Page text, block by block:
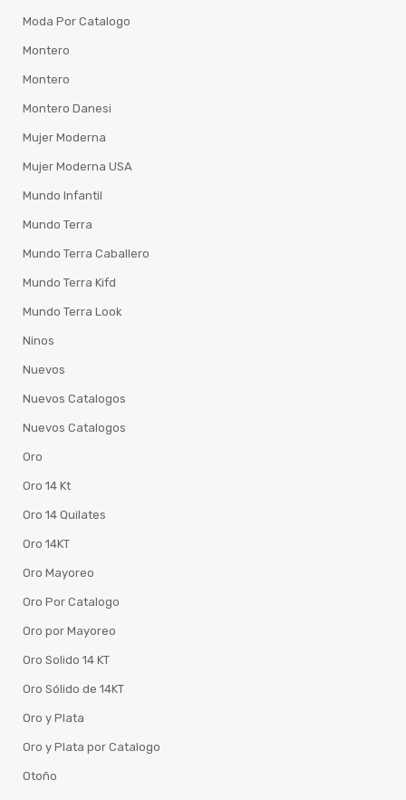
Moda Por Catalogo
Montero
Montero
Montero Danesi
Mujer Moderna
Mujer Moderna USA
Mundo Infantil
Mundo Terra
Mundo Terra Caballero
Mundo Terra Kifd
Mundo Terra Look
Ninos
Nuevos
Nuevos Catalogos
Nuevos Catalogos
Oro
Oro 14 Kt
Oro 14 Quilates
Oro 14KT
Oro Mayoreo
Oro Por Catalogo
Oro por Mayoreo
Oro Solido 14 KT
Oro Sólido de 14KT
Oro y Plata
Oro y Plata por Catalogo
Otoño